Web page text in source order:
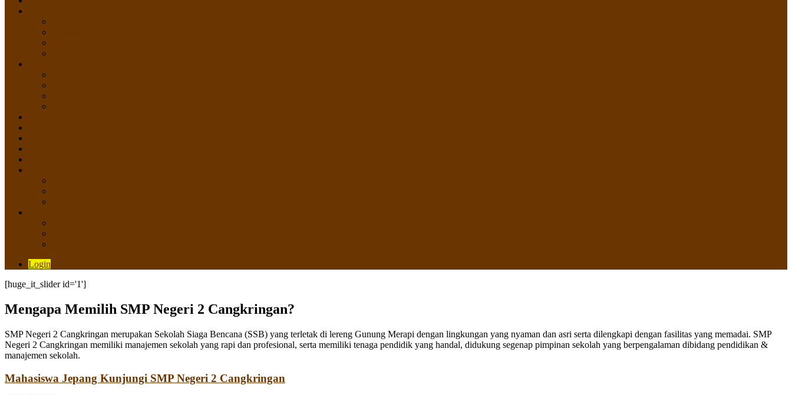
Login
[huge_it_slider id='1']
Mengapa Memilih SMP Negeri 2 Cangkringan?
SMP Negeri 2 Cangkringan merupakan Sekolah Siaga Bencana (SSB) yang terletak di lereng Gunung Merapi dengan lingkungan yang nyaman dan asri serta dilengkapi dengan fasilitas yang memadai. SMP
Negeri 2 Cangkringan memiliki manajemen sekolah yang rapi dan profesional, serta memiliki tenaga pendidik yang handal, didukung segenap pimpinan sekolah yang berpengalaman dibidang pendidikan &
manajemen sekolah.
Mahasiswa Jepang Kunjungi SMP Negeri 2 Cangkringan